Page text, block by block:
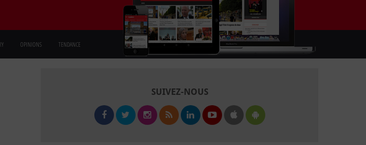
OPINIONS TENDANCE
SUIVEZ-NOUS